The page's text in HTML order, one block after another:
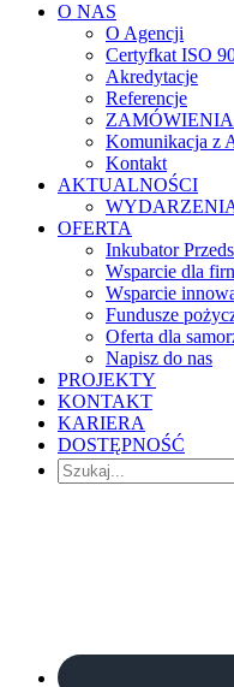
O NAS
O Agencji
Certyfkat ISO
Akredytacje
Referencje
ZAMÓWIENIA
Komunikacja z
Kontakt
AKTUALNOŚCI
OFERTA
Inkubator
Wsparcie dla
Wsparcie
Fundusze
Oferta dla
Napisz do nas
PROJEKTY
KONTAKT
KARIERA
DOSTĘPNOŚĆ
Szukaj...